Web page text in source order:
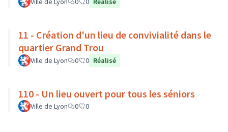
11 - Création d'un lieu de convivialité dans le
quartier Grand Trou
Ville de Lyon 0 0 Réalisé
110 - Un lieu ouvert pour tous les séniors
Ville de Lyon 0 0